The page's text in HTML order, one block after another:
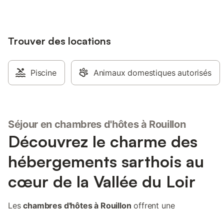
chaque matin.
Trouver des locations
Piscine Animaux domestiques autorisés
Séjour en chambres d'hôtes à Rouillon
Découvrez le charme des
hébergements sarthois au
cœur de la Vallée du Loir
Leschambres d'hôtes à Rouillon offrent une